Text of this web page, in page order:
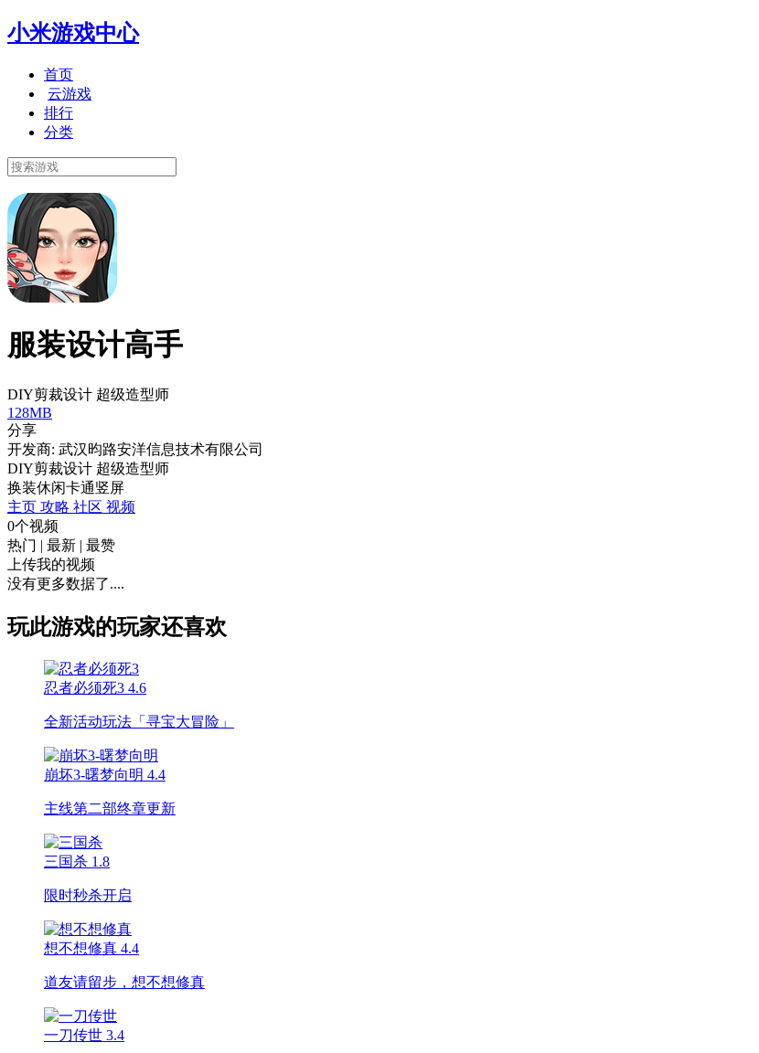
小米游戏中心
首页
云游戏
排行
分类
服装设计高手
DIY剪裁设计 超级造型师
128MB
分享
开发商: 武汉昀路安洋信息技术有限公司
DIY剪裁设计 超级造型师
换装休闲卡通竖屏
主页 攻略 社区 视频
0个视频
热门 | 最新 | 最赞
上传我的视频
没有更多数据了....
玩此游戏的玩家还喜欢
忍者必须死3 4.6
全新活动玩法「寻宝大冒险」
崩坏3-曙梦向明 4.4
主线第二部终章更新
三国杀 1.8
限时秒杀开启
想不想修真 4.4
道友请留步，想不想修真
一刀传世 3.4